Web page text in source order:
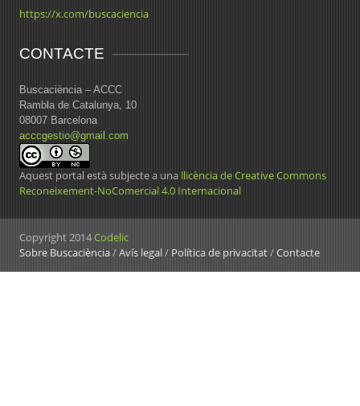
https://x.com/buscaciencia
CONTACTE
Buscaciència – ACCC
Rambla de Catalunya, 10
08007 Barcelona
acccgestio@gmail.com
Aquest portal està subjecte a una llicència de Creative Commons
Reconeixement-NoComercial 4.0 Internacional
Copyright 2014Codelic
Sobre Buscaciència/Avís legal/ Política de privacitat/Contacte